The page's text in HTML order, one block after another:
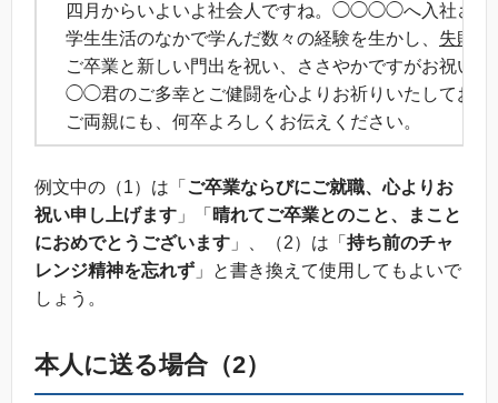
四月からいよいよ社会人ですね。◯◯◯◯へ入社され
学生生活のなかで学んだ数々の経験を生かし、 失敗を
ご卒業と新しい門出を祝い、ささやかですがお祝い
◯◯君のご多幸とご健闘を心よりお祈りいたしており
ご両親にも、何卒よろしくお伝えください。
例文中の（1）は「 ご卒業ならびにご就職、心よりお
祝い申し上げます 」「 晴れてご卒業とのこと、まこと
におめでとうございます 」、（2）は「 持ち前のチャ
レンジ精神を忘れず 」と書き換えて使用してもよいで
しょう。
本人に送る場合（2）